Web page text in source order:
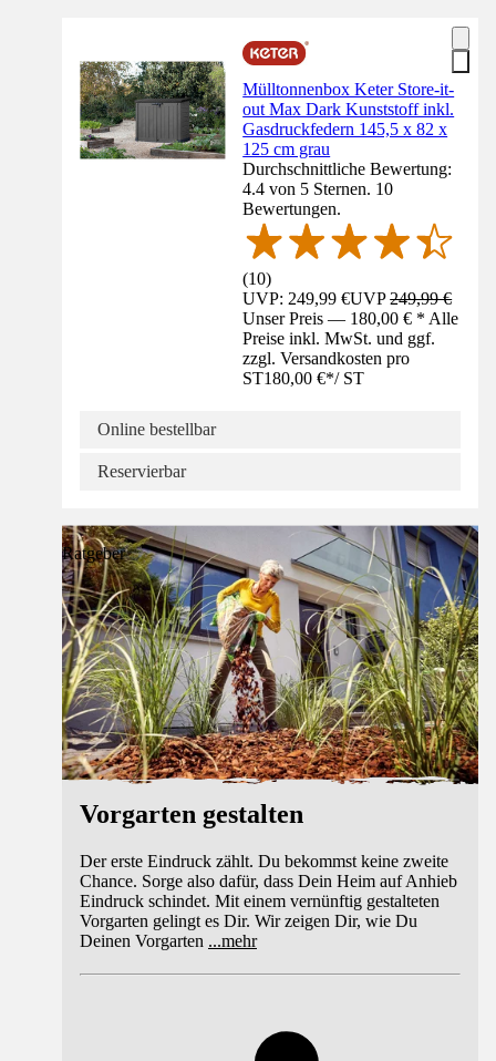
Mülltonnenbox Keter Store-it-
out Max Dark Kunststoff inkl.
Gasdruckfedern 145,5 x 82 x
125 cm grau
Durchschnittliche Bewertung:
4.4 von 5 Sternen. 10
Bewertungen.
(10)
UVP: 249,99 €UVP249,99 €
Unser Preis — 180,00 € * Alle
Preise inkl. MwSt. und ggf.
zzgl. Versandkosten pro
ST180,00 €*/ ST
Online bestellbar
Reservierbar
Ratgeber
Vorgarten gestalten
Der erste Eindruck zählt. Du bekommst keine zweite
Chance. Sorge also dafür, dass Dein Heim auf Anhieb
Eindruck schindet. Mit einem vernünftig gestalteten
Vorgarten gelingt es Dir. Wir zeigen Dir, wie Du
Deinen Vorgarten ...mehr